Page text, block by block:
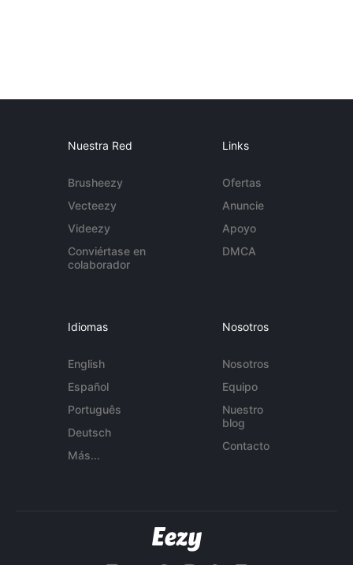
Nuestra Red
Brusheezy
Vecteezy
Videezy
Conviértase en
colaborador
Links
Ofertas
Anuncie
Apoyo
DMCA
Idiomas
English
Español
Português
Deutsch
Más...
Nosotros
Nosotros
Equipo
Nuestro
blog
Contacto